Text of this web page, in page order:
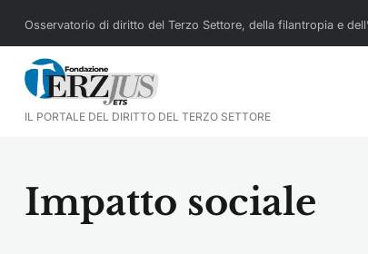
Osservatorio di diritto del Terzo Settore, della filantropia e
IL PORTALE DEL DIRITTO DEL TERZO SETTORE
Impatto sociale